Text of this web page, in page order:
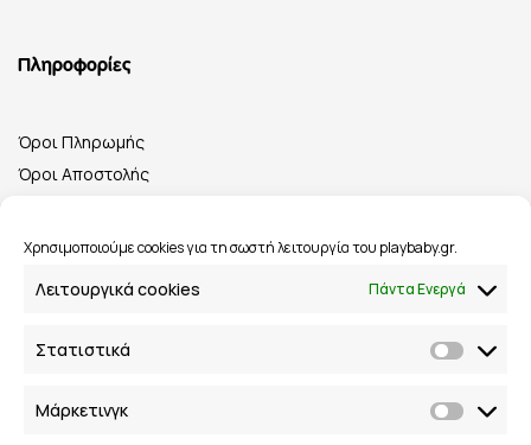
Χρησιμοποιούμε cookies για τη σωστή λειτουργία του playbaby.gr.
Λειτουργικά cookies Πάντα Ενεργά
Στατιστικά
Μάρκετινγκ
Πληροφορίες
Όροι Πληρωμής
Όροι Αποστολής
Όροι & Προϋποθέσεις
Playbaby.gr © 2023 Με την επιφύλαξη παντός δικαιώματος.